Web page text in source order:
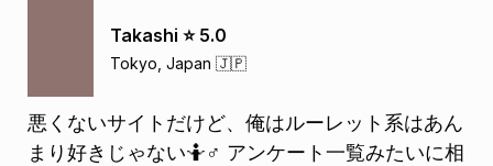
Takashi ⭐️ 5.0
Tokyo, Japan 🇯🇵
悪くないサイトだけど、俺はルーレット系はあん
まり好きじゃない🤷♂️ アンケート一覧みたいに相